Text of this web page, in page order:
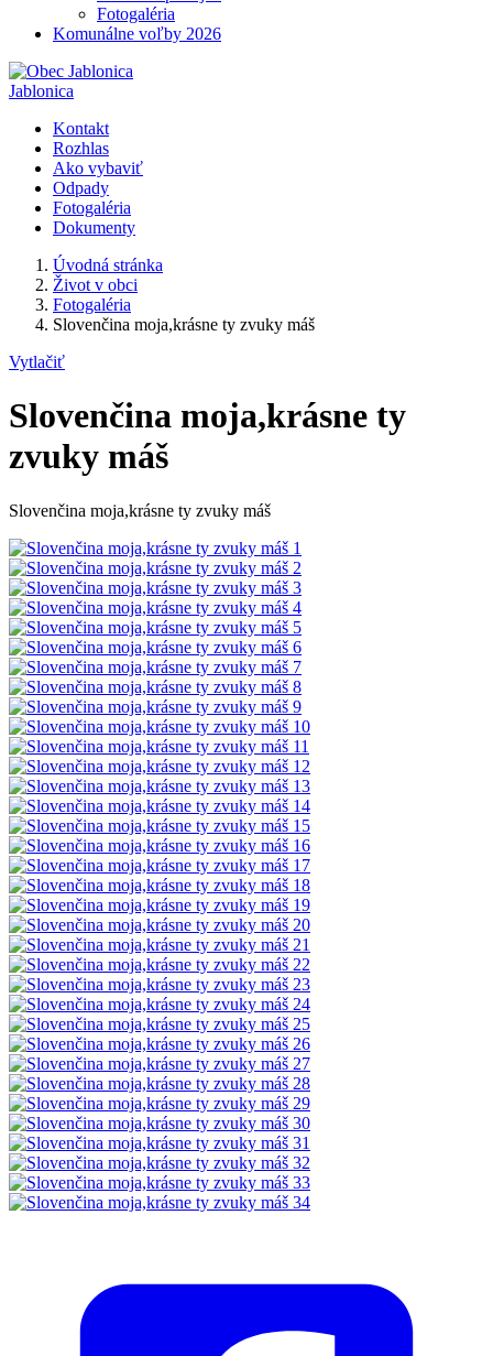
Fotogaléria
Komunálne voľby 2026
Jablonica
Kontakt
Rozhlas
Ako vybaviť
Odpady
Fotogaléria
Dokumenty
Úvodná stránka
Život v obci
Fotogaléria
Slovenčina moja,krásne ty zvuky máš
Vytlačiť
Slovenčina moja,krásne ty
zvuky máš
Slovenčina moja,krásne ty zvuky máš